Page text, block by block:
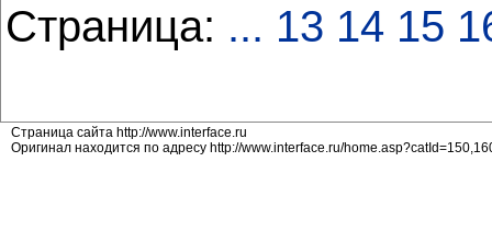
Страница: ... 13 14 15
Страница сайта http://www.interface.ru
Оригинал находится по адресу http://www.interface.ru/